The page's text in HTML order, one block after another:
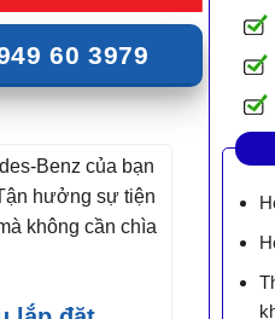
60 3979
Benz của bạn
hưởng sự tiện
không cần chìa